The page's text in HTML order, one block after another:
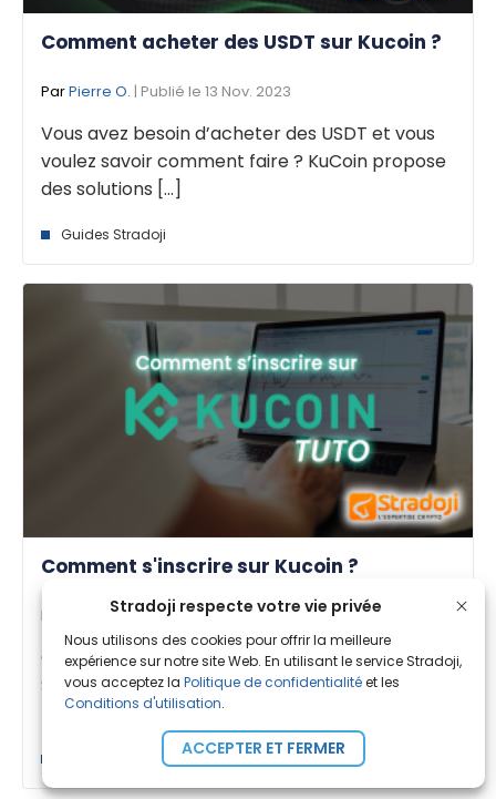
Stradoji respecte votre vie privée
Nous utilisons des cookies pour offrir la meilleure
expérience sur notre site Web. En utilisant le service Stradoji,
vous acceptez la Politique de confidentialitéet les
Conditions d'utilisation.
ACCEPTER ET FERMER
Comment acheter des USDT sur Kucoin ?
ParPierre O. | Publié le 13 Nov. 2023
Vous avez besoin d’acheter des USDT et vous
voulez savoir comment faire ? KuCoin propose
des solutions [...]
Guides Stradoji
Comment s'inscrire sur Kucoin ?
Par Amandine B.| Publié le 08 Nov. 2023
Comment s’inscrire sur l’exchange KuCoin ?
Stradoji vous accompagne pas à pas pour une
Guides Stradoji